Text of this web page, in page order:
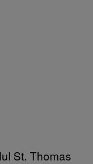
St. Thomas